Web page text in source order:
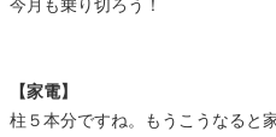
今月も乗り切ろう！
【家電】
柱５本分ですね。もうこうなると